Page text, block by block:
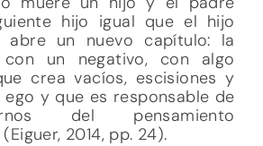
hijo igual que el hijo
abre un nuevo capítulo: la
con un negativo, con algo
crea vacíos, escisiones y
y que es responsable de
del pensamiento
2014, pp. 24).